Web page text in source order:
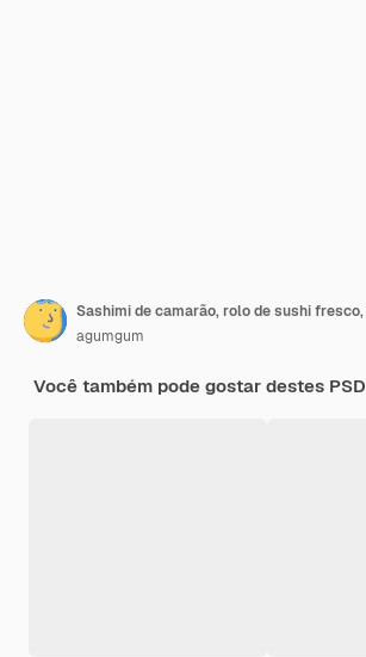
agumgum
Você também pode gostar destes PSD